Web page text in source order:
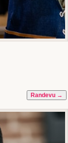
Randevu →